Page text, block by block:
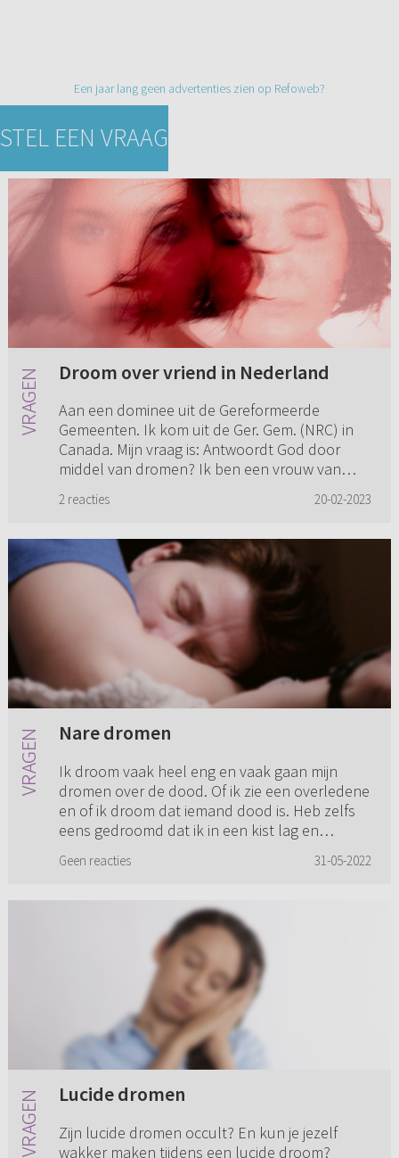
Een jaar lang geen advertenties zien op Refoweb?
STEL EEN VRAAG
Droom over vriend in Nederland
Aan een dominee uit de Gereformeerde
Gemeenten. Ik kom uit de Ger. Gem. (NRC) in
Canada. Mijn vraag is: Antwoordt God door
middel van dromen? Ik ben een vrouw van
2 reacties 20-02-2023
Nare dromen
Ik droom vaak heel eng en vaak gaan mijn
dromen over de dood. Of ik zie een overledene
en of ik droom dat iemand dood is. Heb zelfs
eens gedroomd dat ik in een kist lag en
Geen reacties 31-05-2022
Lucide dromen
Zijn lucide dromen occult? En kun je jezelf
wakker maken tijdens een lucide droom?